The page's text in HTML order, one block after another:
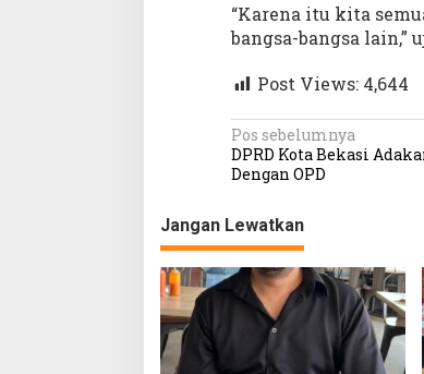
“Karena itu kita
bangsa-bangsa lain,”
Post Views: 4,644
N
a
i
g
a
Pos sebelumnya
DPRD Kota Bekasi
Dengan OPD
Jangan Lewatkan